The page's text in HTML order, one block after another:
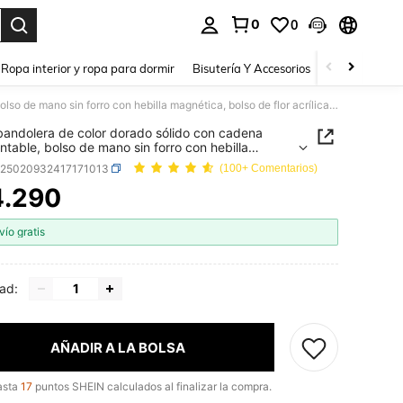
0 0
Ropa interior y ropa para dormir Bisutería Y Accesorios Zapatos
Bolso bandolera de color dorado sólido con cadena desmontable, bolso de mano sin forro con hebilla magnética, bolso de flor acrílica estilo Y2K, adecuado para mujeres
de color dorado sólido con cadena
bolso de mano sin forro con hebilla
bolso de flor acrílica estilo Y2K, adecuado(100+ Comentarios)
AND AVAILABILITY
gratis
AÑADIR A LA BOLSA
17 puntos SHEIN calculados al finalizar la compra.